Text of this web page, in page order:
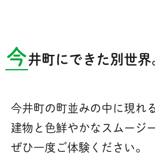
今井町にできた別世界
今井町の町並みの中に現れ
建物と色鮮やかなスムージ
ぜひ一度ご体験ください。